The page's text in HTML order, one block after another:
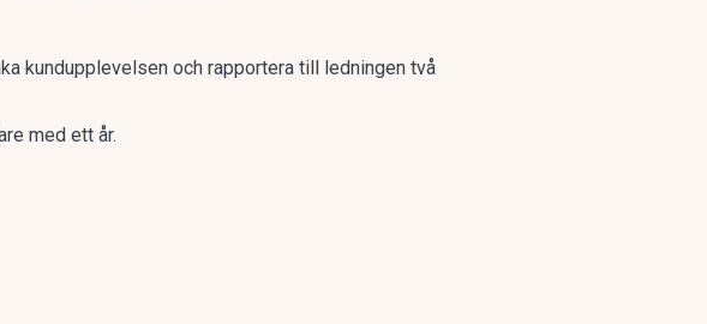
kundupplevelsen och rapportera till ledningen två
med ett år.